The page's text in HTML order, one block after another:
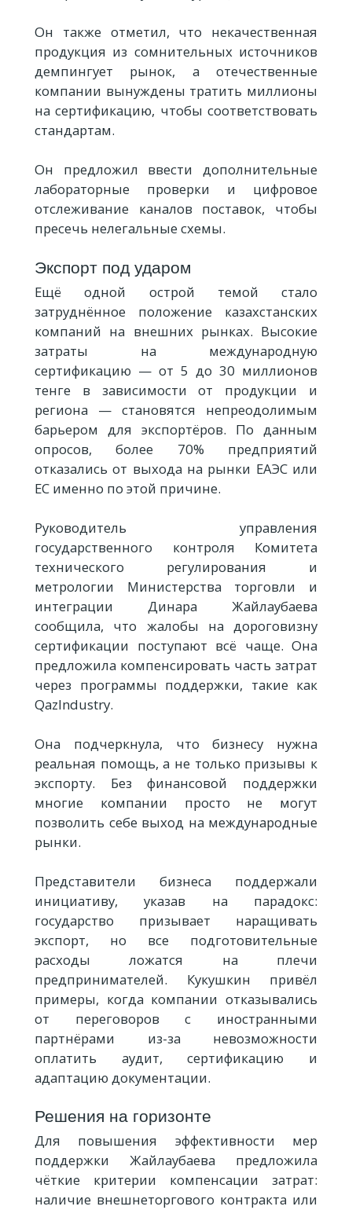
Он также отметил, что некачественная
продукция из сомнительных источников
демпингует рынок, а отечественные
компании вынуждены тратить миллионы
на сертификацию, чтобы соответствовать
стандартам.
Он предложил ввести дополнительные
лабораторные проверки и цифровое
отслеживание каналов поставок, чтобы
пресечь нелегальные схемы.
Экспорт под ударом
Ещё одной острой темой стало
затруднённое положение казахстанских
компаний на внешних рынках. Высокие
затраты на международную
сертификацию — от 5 до 30 миллионов
тенге в зависимости от продукции и
региона — становятся непреодолимым
барьером для экспортёров. По данным
опросов, более 70% предприятий
отказались от выхода на рынки ЕАЭС или
ЕС именно по этой причине.
Руководитель управления
государственного контроля Комитета
технического регулирования и
метрологии Министерства торговли и
интеграции Динара Жайлаубаева
сообщила, что жалобы на дороговизну
сертификации поступают всё чаще. Она
предложила компенсировать часть затрат
через программы поддержки, такие как
QazIndustry.
Она подчеркнула, что бизнесу нужна
реальная помощь, а не только призывы к
экспорту. Без финансовой поддержки
многие компании просто не могут
позволить себе выход на международные
рынки.
Представители бизнеса поддержали
инициативу, указав на парадокс:
государство призывает наращивать
экспорт, но все подготовительные
расходы ложатся на плечи
предпринимателей. Кукушкин привёл
примеры, когда компании отказывались
от переговоров с иностранными
партнёрами из-за невозможности
оплатить аудит, сертификацию и
адаптацию документации.
Решения на горизонте
Для повышения эффективности мер
поддержки Жайлаубаева предложила
чёткие критерии компенсации затрат:
наличие внешнеторгового контракта или